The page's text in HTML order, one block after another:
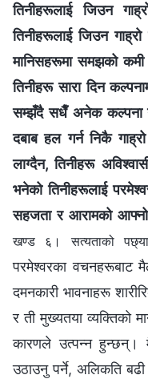
तिनीहरूलाई जिउन
तिनीहरूलाई जिउन
मानिसहरूमा समझको
तिनीहरू सारा दिन
सम्झँदै सधैँ अनेक कल्‍पना
दबाब हल गर्न निकै
लाग्दैन, तिनीहरू
भनेको तिनीहरूलाई
सहजता र आरामको
खण्ड ६। सत्यताको
परमेश्‍वरका वचनहरूबाट
दमनकारी भावनाहरू
र ती मुख्यतया व्यक्तिको
कारणले उत्पन्न हुन्छन्।
उठाउनु पर्ने, अलिकति